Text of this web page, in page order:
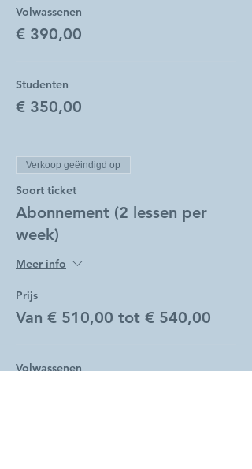
Volwassenen
€ 390,00
Studenten
€ 350,00
Verkoop geëindigd op
Soort ticket
Abonnement (2 lessen per
week)
Meer info
Prijs
Van € 510,00 tot € 540,00
Volwassenen